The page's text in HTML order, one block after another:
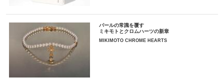
パールの常識を覆す
ミキモトとクロムハーツの新章
MIKIMOTO CHROME HEARTS